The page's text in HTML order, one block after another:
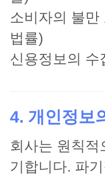
소비자의 불
법률)
신용정보의 수
4. 개인정보
회사는 원칙
기합니다. 파